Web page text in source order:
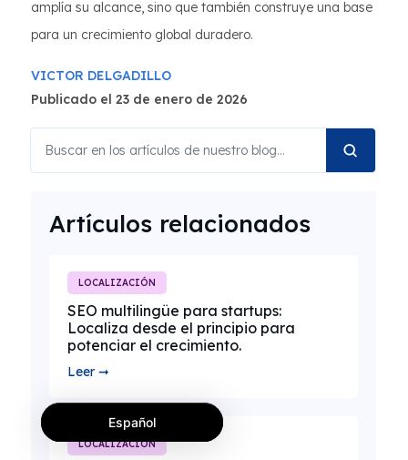
amplía su alcance, sino que también construye una base
para un crecimiento global duradero.
VICTOR DELGADILLO
Publicado el 23 de enero de 2026
Artículos relacionados
LOCALIZACIÓN
SEO multilingüe para startups:
Localiza desde el principio para
potenciar el crecimiento.
Leer ➞
LOCALIZACIÓN
Español